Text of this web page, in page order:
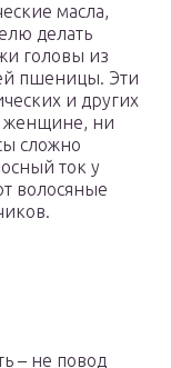
масла,
делать
головы из
пшеницы. Эти
и других
женщине, ни
сложно
ток у
волосяные
– не повод